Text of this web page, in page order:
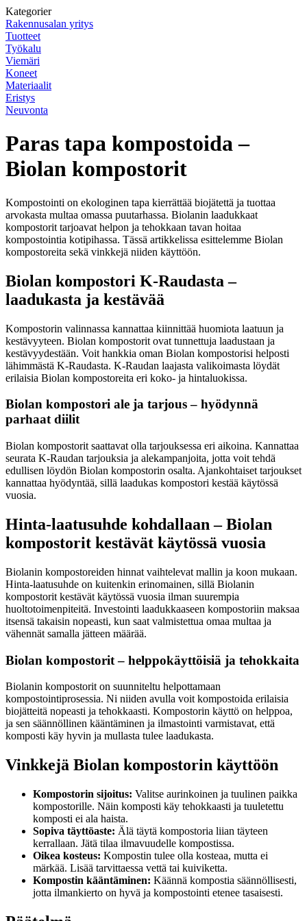
Kategorier
Rakennusalan yritys
Tuotteet
Työkalu
Viemäri
Koneet
Materiaalit
Eristys
Neuvonta
Paras tapa kompostoida –
Biolan kompostorit
Kompostointi on ekologinen tapa kierrättää biojätettä ja tuottaa
arvokasta multaa omassa puutarhassa. Biolanin laadukkaat
kompostorit tarjoavat helpon ja tehokkaan tavan hoitaa
kompostointia kotipihassa. Tässä artikkelissa esittelemme Biolan
kompostoreita sekä vinkkejä niiden käyttöön.
Biolan kompostori K-Raudasta –
laadukasta ja kestävää
Kompostorin valinnassa kannattaa kiinnittää huomiota laatuun ja
kestävyyteen. Biolan kompostorit ovat tunnettuja laadustaan ja
kestävyydestään. Voit hankkia oman Biolan kompostorisi helposti
lähimmästä K-Raudasta. K-Raudan laajasta valikoimasta löydät
erilaisia Biolan kompostoreita eri koko- ja hintaluokissa.
Biolan kompostori ale ja tarjous – hyödynnä
parhaat diilit
Biolan kompostorit saattavat olla tarjouksessa eri aikoina. Kannattaa
seurata K-Raudan tarjouksia ja alekampanjoita, jotta voit tehdä
edullisen löydön Biolan kompostorin osalta. Ajankohtaiset tarjoukset
kannattaa hyödyntää, sillä laadukas kompostori kestää käytössä
vuosia.
Hinta-laatusuhde kohdallaan – Biolan
kompostorit kestävät käytössä vuosia
Biolanin kompostoreiden hinnat vaihtelevat mallin ja koon mukaan.
Hinta-laatusuhde on kuitenkin erinomainen, sillä Biolanin
kompostorit kestävät käytössä vuosia ilman suurempia
huoltotoimenpiteitä. Investointi laadukkaaseen kompostoriin maksaa
itsensä takaisin nopeasti, kun saat valmistettua omaa multaa ja
vähennät samalla jätteen määrää.
Biolan kompostorit – helppokäyttöisiä ja tehokkaita
Biolanin kompostorit on suunniteltu helpottamaan
kompostointiprosessia. Ni niiden avulla voit kompostoida erilaisia
biojätteitä nopeasti ja tehokkaasti. Kompostorin käyttö on helppoa,
ja sen säännöllinen kääntäminen ja ilmastointi varmistavat, että
komposti käy hyvin ja mullasta tulee laadukasta.
Vinkkejä Biolan kompostorin käyttöön
Kompostorin sijoitus: Valitse aurinkoinen ja tuulinen paikka
kompostorille. Näin komposti käy tehokkaasti ja tuuletettu
komposti ei ala haista.
Sopiva täyttöaste: Älä täytä kompostoria liian täyteen
kerrallaan. Jätä tilaa ilmavuudelle kompostissa.
Oikea kosteus: Kompostin tulee olla kosteaa, mutta ei
märkää. Lisää tarvittaessa vettä tai kuiviketta.
Kompostin kääntäminen: Käännä kompostia säännöllisesti,
jotta ilmankierto on hyvä ja kompostointi etenee tasaisesti.